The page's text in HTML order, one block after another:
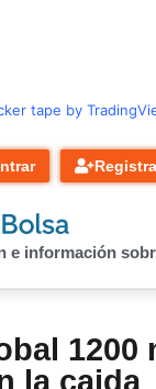
tape by
e información
1200
la caida